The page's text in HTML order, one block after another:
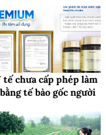
tế chưa cấp phép làm
tế bào gốc người